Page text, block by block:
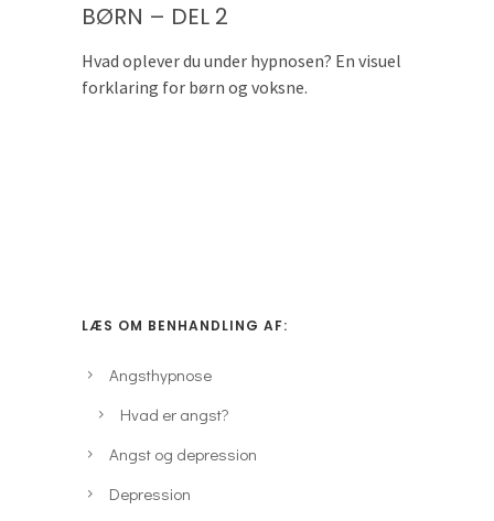
BØRN – DEL 2
Hvad oplever du under hypnosen? En visuel
forklaring for børn og voksne.
LÆS OM BENHANDLING AF:
Angsthypnose
Hvad er angst?
Angst og depression
Depression